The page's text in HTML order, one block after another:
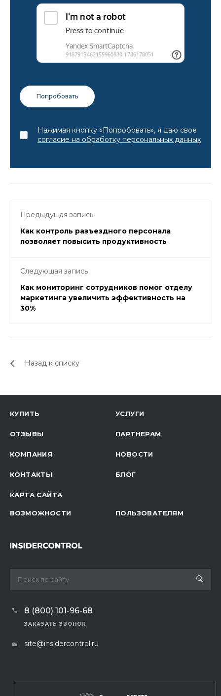
Нажимая кнопку «Попробовать», я даю свое
согласие на обработку персональных данных
Предыдущая запись
Как контроль разъездного персонала
позволяет повысить продуктивность
Следующая запись
Как мониторинг сотрудников помог отделу
маркетинга увеличить эффективность на
30%
Назад к списку
КУПИТЬ УСЛУГИ
ОТЗЫВЫ ПАРТНЕРАМ
КОМПАНИЯ НОВОСТИ
КОНТАКТЫ БЛОГ
КАРТА САЙТА
ВОЗМОЖНОСТИ ПОЛЬЗОВАТЕЛЯМ
8 (800) 101-96-68
ЗАКАЗАТЬ ЗВОНОК
site@insidercontrol.ru